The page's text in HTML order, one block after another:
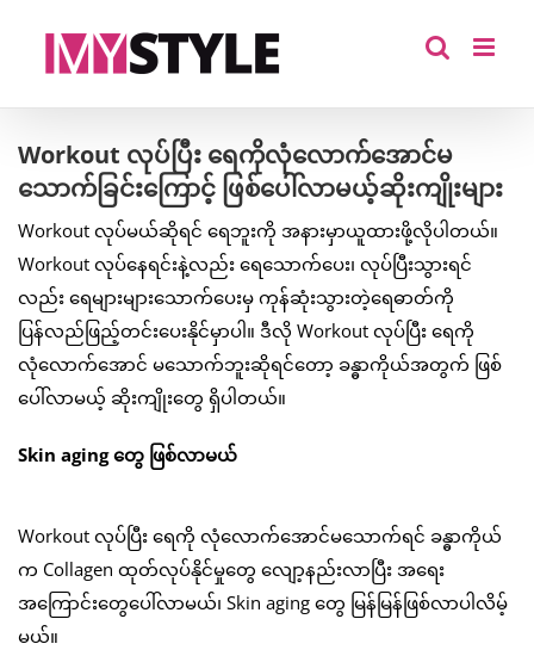
Workout လုပ်ပြီး ရေကိုလုံလောက်အောင်မ
သောက်ခြင်းကြောင့် ဖြစ်ပေါ်လာမယ့်ဆိုးကျိုးများ
Workout လုပ်မယ်ဆိုရင် ရေဘူးကို အနားမှာယူထားဖို့လိုပါတယ်။
Workout လုပ်နေရင်းနဲ့လည်း ရေသောက်ပေး၊ လုပ်ပြီးသွားရင်
လည်း ရေများများသောက်ပေးမှ ကုန်ဆုံးသွားတဲ့ရေဓာတ်ကို
ပြန်လည်ဖြည့်တင်းပေးနိုင်မှာပါ။ ဒီလို Workout လုပ်ပြီး ရေကို
လုံလောက်အောင် မသောက်ဘူးဆိုရင်တော့ ခန္ဓာကိုယ်အတွက် ဖြစ်
ပေါ်လာမယ့် ဆိုးကျိုးတွေ ရှိပါတယ်။
Skin aging တွေ ဖြစ်လာမယ်
Workout လုပ်ပြီး ရေကို လုံလောက်အောင်မသောက်ရင် ခန္ဓာကိုယ်
က Collagen ထုတ်လုပ်နိုင်မှုတွေ လျော့နည်းလာပြီး အရေး
အကြောင်းတွေပေါ်လာမယ်၊ Skin aging တွေ မြန်မြန်ဖြစ်လာပါလိမ့်
မယ်။